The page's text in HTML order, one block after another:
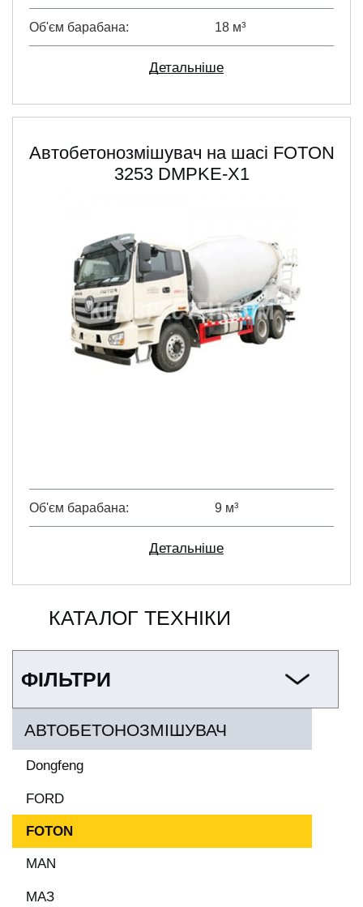
Об'єм барабана 18 м³
Детальніше
Автобетонозмішувач на шасі FOTON
3253 DMPKE-X1
Об'єм барабана 9 м³
Детальніше
КАТАЛОГ ТЕХНІКИ
ФІЛЬТРИ
АВТОБЕТОНОЗМІШУВАЧ
Dongfeng
FORD
FOTON
MAN
МАЗ